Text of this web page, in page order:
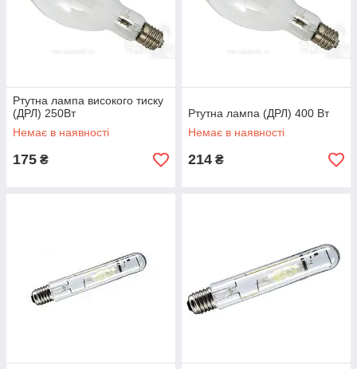
Ртутна лампа високого тиску
(ДРЛ) 250Вт
Немає в наявності
175 ₴
Ртутна лампа (ДРЛ) 400 Вт
Немає в наявності
214 ₴